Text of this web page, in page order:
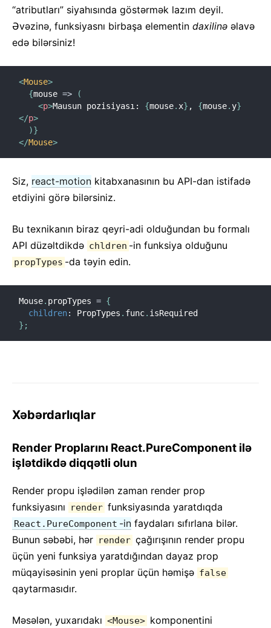
“atributları” siyahısında göstərmək lazım deyil.
Əvəzinə, funksiyasnı birbaşa elementin daxilinə əlavə
edə bilərsiniz!
<Mouse>
{mouse =>
(
<p>Mausun pozisiyası: {mouse. x} , {mouse. y}
</p>
)}
</Mouse>
Siz, react-motion kitabxanasının bu API-dan istifadə
etdiyini görə bilərsiniz.
Bu texnikanın biraz qeyri-adi olduğundan bu formalı
API düzəltdikdə chldren -in funksiya olduğunu
propTypes -da təyin edin.
Mouse. propTypes = {
children: PropTypes . func.
} ;
Xəbərdarlıqlar
Render Proplarını React.PureComponent ilə
işlətdikdə diqqətli olun
Render propu işlədilən zaman render prop
funksiyasını
render funksiyasında yaratdıqda
React.PureComponent -in faydaları sıfırlana bilər.
Bunun səbəbi, hər render çağırışının render propu
üçün yeni funksiya yaratdığından dayaz prop
müqayisəsinin yeni proplar üçün həmişə false
qaytarmasıdır.
Məsələn, yuxarıdakı <Mouse> komponentini